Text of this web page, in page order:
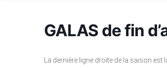
GALAS de fin
La dernière ligne droite de la saison est